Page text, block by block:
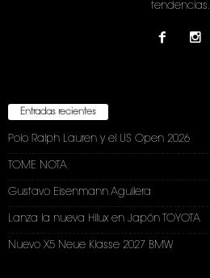
tendencias.
Entradas recientes
Polo Ralph Lauren y el US Open 2026
TOME NOTA
Gustavo Eisenmann Aguilera
Lanza la nueva Hilux en Japón TOYOTA
Nuevo X5 Neue Klasse 2027 BMW